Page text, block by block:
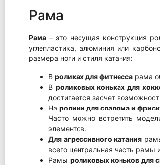
Рама
Рама – это несущая конструкция
углепластика, алюминия или
размера ноги и стиля катания:
В роликах для фитнесса рама
В роликовых коньках для
достигается засчет
Наролики для слалома и
Часто можно встретить
элементов.
Для агрессивного катания
всего центральная часть
Рамы роликовых коньков для